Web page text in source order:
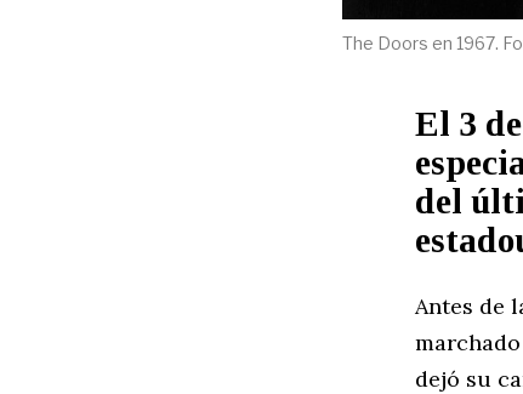
The Doors en 1967.
El 3
del
Antes de
dejó su